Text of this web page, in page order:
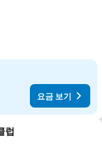
요금 보기
추가
럽